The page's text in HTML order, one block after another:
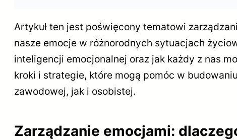
Artykuł ten jest poświęcony tematowi
nasze emocje w różnorodnych sytuacjach
inteligencji emocjonalnej oraz jak każdy z nas
kroki i strategie, które mogą pomóc w
zawodowej, jak i osobistej.
Zarządzanie emocjami: